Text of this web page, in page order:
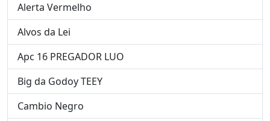
Alerta Vermelho
Alvos da Lei
Apc 16 PREGADOR LUO
Big da Godoy TEEY
Cambio Negro